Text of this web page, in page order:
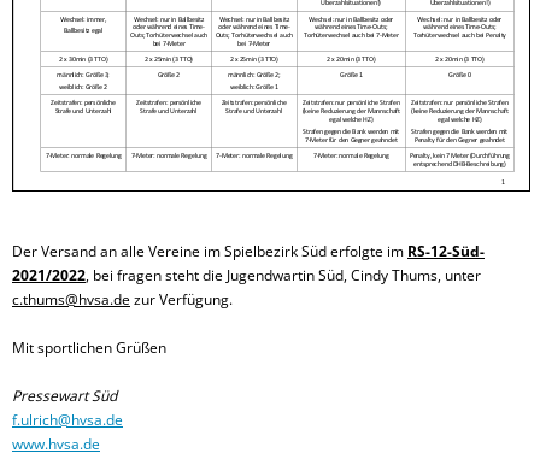
Der Versand an alle Vereine im Spielbezirk Süd erfolgte im RS-12-Süd-
2021/2022, bei fragen steht die Jugendwartin Süd, Cindy Thums, unter
c.thums@hvsa.dezur Verfügung.
Mit sportlichen Grüßen
Pressewart Süd
f.ulrich@hvsa.de
www.hvsa.de